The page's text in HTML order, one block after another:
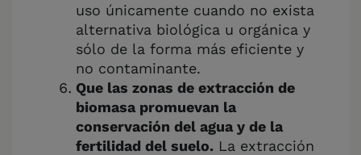
uso únicamente cuando no exista
alternativa biológica u orgánica y
sólo de la forma más eficiente y
no contaminante.
Que las zonas de extracción de
biomasa promuevan la
conservación del agua y de la
fertilidad del suelo. La extracción